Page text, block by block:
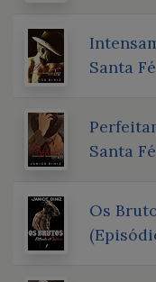
Santa
Santa
Os